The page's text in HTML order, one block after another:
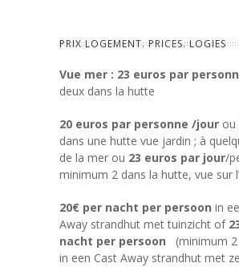
PRIX LOGEMENT. PRICES. LOGIES
Vue mer : 23 euros par
deux dans la hutte
20 euros par personne /jour ou
dans une hutte vue jardin ; à
de la mer ou 23 euros par jour/
minimum 2 dans la hutte, vue sur
20€ per nacht per persoon in
Away strandhut met tuinzicht of
nacht per persoon (minimum
in een Cast Away strandhut met